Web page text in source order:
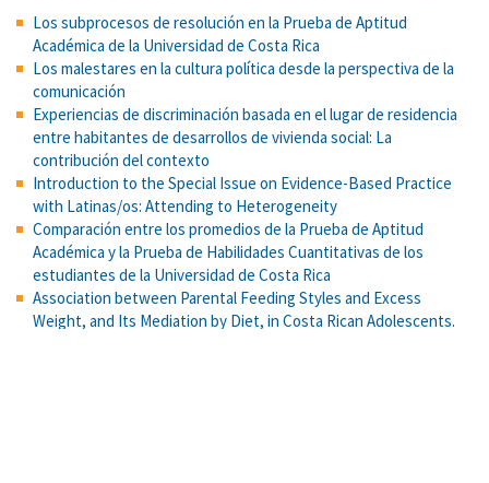
Los subprocesos de resolución en la Prueba de Aptitud
Académica de la Universidad de Costa Rica
Los malestares en la cultura política desde la perspectiva de la
comunicación
Experiencias de discriminación basada en el lugar de residencia
entre habitantes de desarrollos de vivienda social: La
contribución del contexto
Introduction to the Special Issue on Evidence-Based Practice
with Latinas/os: Attending to Heterogeneity
Comparación entre los promedios de la Prueba de Aptitud
Académica y la Prueba de Habilidades Cuantitativas de los
estudiantes de la Universidad de Costa Rica
Association between Parental Feeding Styles and Excess
Weight, and Its Mediation by Diet, in Costa Rican Adolescents.